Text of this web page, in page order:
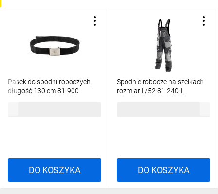
Pasek do spodni roboczych,
długość 130 cm 81-900
DO KOSZYKA
Spodnie robocze na szelkach
rozmiar L/52 81-240-L
DO KOSZYKA